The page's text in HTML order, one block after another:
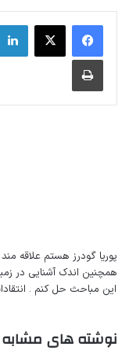
چاپ
پوریا گودرز هستم‌ علاقه
همچنین اندک آشنایی در
این مباحث حل کنم .
نوشته های مشابه